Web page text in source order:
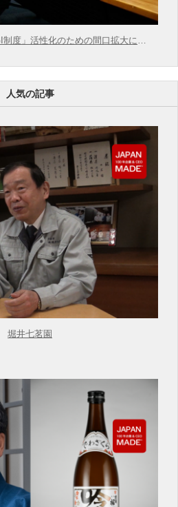
制度」活性化のための間口拡大に向
人気の記事
堀井七茗園